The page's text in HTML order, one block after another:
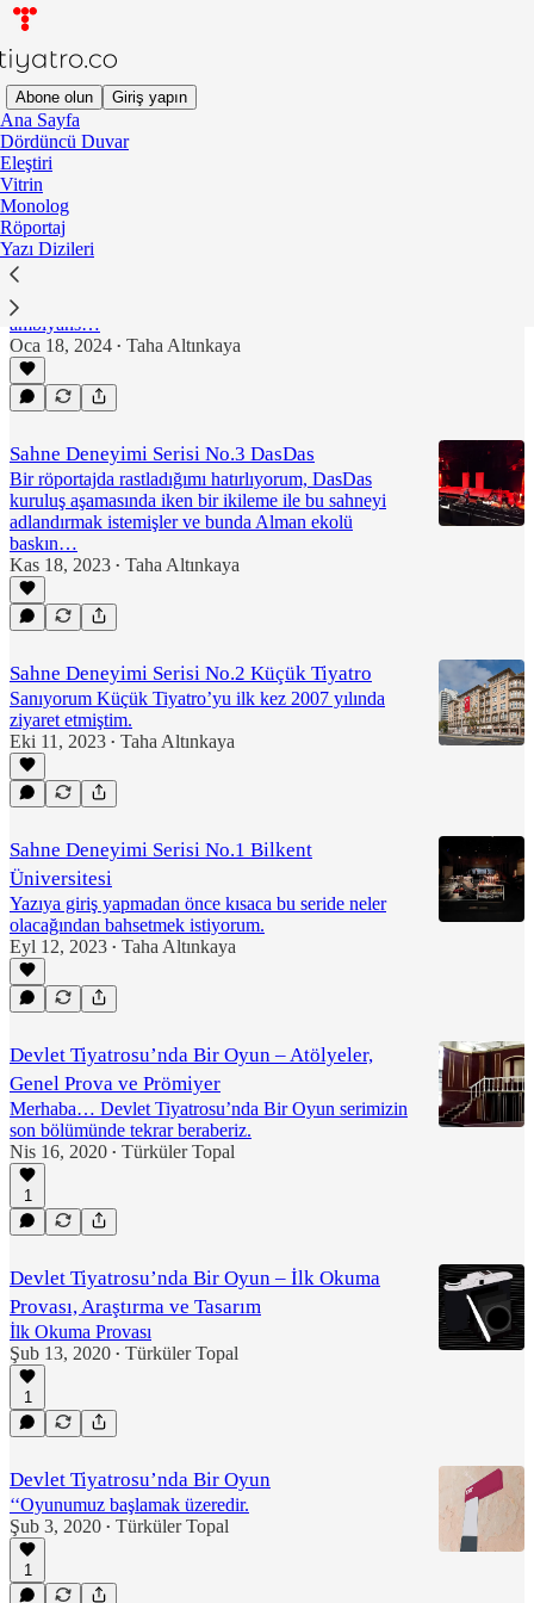
Abone olun Giriş yapın
Ana Sayfa
Dördüncü Duvar
Eleştiri
Vitrin
Monolog
Röportaj
Yazı Dizileri
Yazı Dizileri
Sahne Deneyimi Serisi No.4 Tatbikat Sahnesi
2013 yılında açılan Tatbikat Sahnesi’ne o zamanlar
Ankara’da olmadığım için uğrayamasam da ilk
versiyonunda plastik sandalyelerle yakaladıkları
ambiyans…
Oca 18, 2024 • Taha Altınkaya
Sahne Deneyimi Serisi No.3 DasDas
Bir röportajda rastladığımı hatırlıyorum, DasDas
kuruluş aşamasında iken bir ikileme ile bu sahneyi
adlandırmak istemişler ve bunda Alman ekolü
baskın…
Kas 18, 2023 • Taha Altınkaya
Sahne Deneyimi Serisi No.2 Küçük Tiyatro
Sanıyorum Küçük Tiyatro’yu ilk kez 2007 yılında
ziyaret etmiştim.
Eki 11, 2023 • Taha Altınkaya
Sahne Deneyimi Serisi No.1 Bilkent
Üniversitesi
Yazıya giriş yapmadan önce kısaca bu seride neler
olacağından bahsetmek istiyorum.
Eyl 12, 2023 • Taha Altınkaya
Devlet Tiyatrosu’nda Bir Oyun – Atölyeler,
Genel Prova ve Prömiyer
Merhaba… Devlet Tiyatrosu’nda Bir Oyun serimizin
son bölümünde tekrar beraberiz.
Nis 16, 2020 • Türküler Topal
1
Devlet Tiyatrosu’nda Bir Oyun – İlk Okuma
Provası, Araştırma ve Tasarım
İlk Okuma Provası
Şub 13, 2020 • Türküler Topal
1
Devlet Tiyatrosu’nda Bir Oyun
‘‘Oyunumuz başlamak üzeredir.
Şub 3, 2020 • Türküler Topal
1